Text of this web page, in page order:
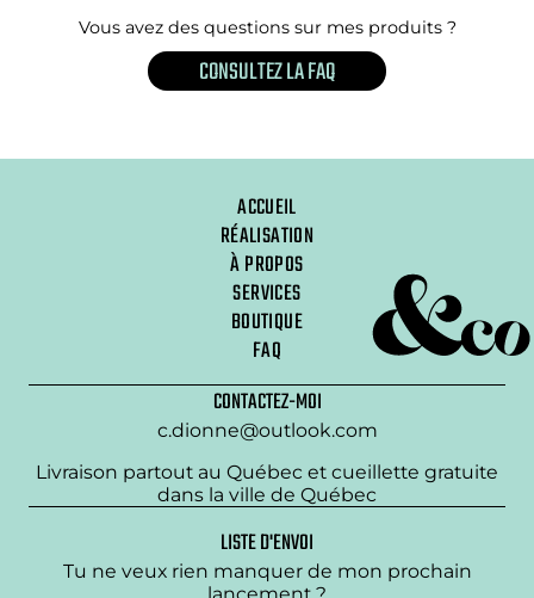
Vous avez des questions sur mes produits ?
CONSULTEZ LA FAQ
ACCUEIL
RÉALISATION
À PROPOS
SERVICES
BOUTIQUE
FAQ
CONTACTEZ-MOI
c.dionne@outlook.com
Livraison partout au Québec et cueillette gratuite
dans la ville de Québec
LISTE D'ENVOI
Tu ne veux rien manquer de mon prochain